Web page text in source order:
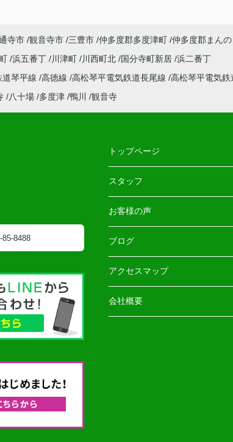
寺市 観音寺市 三豊市 仲多度郡多度津町 仲多度郡まん
浜五番丁 川津町 川西町北 国分寺町新居 浜二番丁
琴平線 高徳線 高松琴平電気鉄道長尾線 高松琴平電気鉄
八十場 多度津 鴨川 観音寺
85-8488
トップページ
スタッフ
お客様の声
ブログ
アクセスマップ
会社概要